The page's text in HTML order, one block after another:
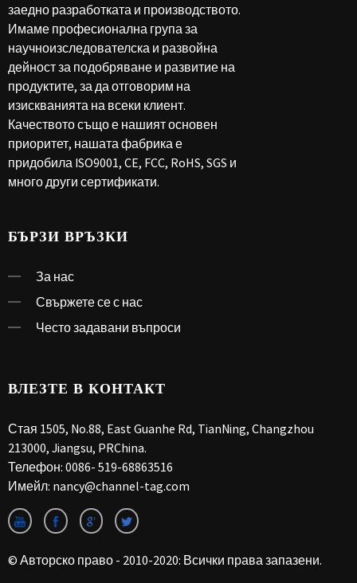
заедно разработката и производството.
Имаме професионална група за
научноизследователска и развойна
дейност за подобряване и развитие на
продуктите, за да отговорим на
изискванията на всеки клиент.
Качеството също е нашият основен
приоритет, нашата фабрика е
придобила ISO9001, CE, FCC, RoHS, SGS и
много други сертификати.
БЪРЗИ ВРЪЗКИ
За нас
Свържете се с нас
Често задавани въпроси
ВЛЕЗТЕ В КОНТАКТ
Стая 1505, No.88, East Guanhe Rd, TianNing, Changzhou
213000, Jiangsu, PRChina.
Телефон: 0086- 519-68863516
Имейл: nancy@channel-tag.com
© Авторско право - 2010-2020: Всички права запазени.